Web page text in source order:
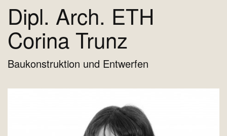
Dipl. Arch. ETH
Corina Trunz
Baukonstruktion und Entwerfen